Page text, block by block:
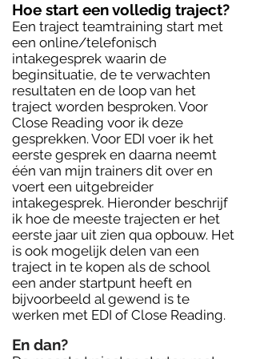
Hoe start een volledig traject?
Een traject teamtraining start met
een online/telefonisch
intakegesprek waarin de
beginsituatie, de te verwachten
resultaten en de loop van het
traject worden besproken. Voor
Close Reading voor ik deze
gesprekken. Voor EDI voer ik het
eerste gesprek en daarna neemt
één van mijn trainers dit over en
voert een uitgebreider
intakegesprek. Hieronder beschrijf
ik hoe de meeste trajecten er het
eerste jaar uit zien qua opbouw. Het
is ook mogelijk delen van een
traject in te kopen als de school
een ander startpunt heeft en
bijvoorbeeld al gewend is te
werken met EDI of Close Reading.
En dan?